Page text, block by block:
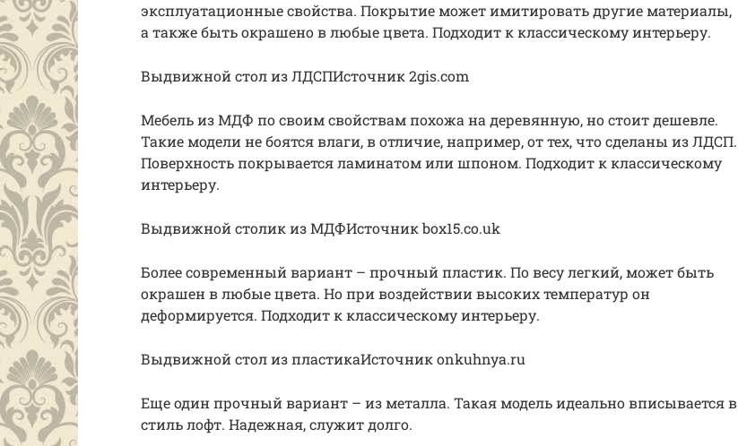
эксплуатационные свойства. Покрытие может имитировать другие материалы,
а также быть окрашено в любые цвета. Подходит к классическому интерьеру.
Выдвижной стол из ЛДСПИсточник 2gis.com
Мебель из МДФ по своим свойствам похожа на деревянную, но стоит дешевле.
Такие модели не боятся влаги, в отличие, например, от тех, что сделаны из ЛДСП.
Поверхность покрывается ламинатом или шпоном. Подходит к классическому
интерьеру.
Выдвижной столик из МДФИсточник box15.co.uk
Более современный вариант – прочный пластик. По весу легкий, может быть
окрашен в любые цвета. Но при воздействии высоких температур он
деформируется. Подходит к классическому интерьеру.
Выдвижной стол из пластикаИсточник onkuhnya.ru
Еще один прочный вариант – из металла. Такая модель идеально вписывается в
стиль лофт. Надежная, служит долго.